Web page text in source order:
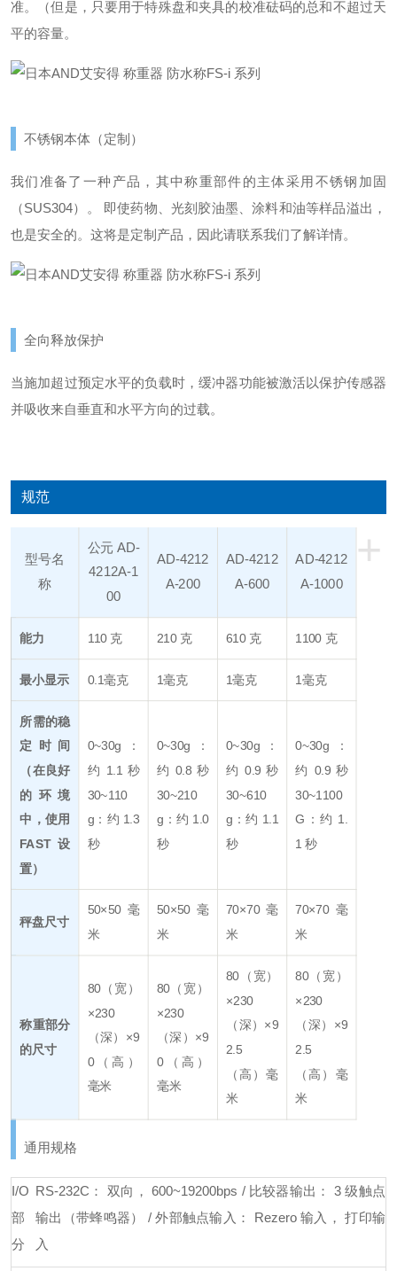
准。
（但是，只要用于特殊盘和夹具的校准砝码的总和不超过天
平的容量。
不锈钢本体（定制）
我们准备了一种产品，其中称重部件的主体采用不锈钢加固
（SUS304）。 即使药物、光刻胶油墨、涂料和油等样品溢出，
也是安全的。 这将是定制产品，因此请联系我们了解详情。
全向释放保护
当施加超过预定水平的负载时，缓冲器功能被激活以保护传感器
并吸收来自垂直和水平方向的过载。
规范
+
型号名
称
公元 AD-
4212A-1
00
AD-4212
A-200
AD-4212
A-600
AD-4212
A-1000
能力 110 克 210 克 610 克 1100 克
最小显示 0.1毫克 1毫克 1毫克 1毫克
所需的稳
定时间
（在良好
的环境
中，使用
FAST 设
置）
0~30g：
约 1.1 秒
30~110
g：约 1.3
秒
0~30g：
约 0.8 秒
30~210
g：约 1.0
秒
0~30g：
约 0.9 秒
30~610
g：约 1.1
秒
0~30g：
约 0.9 秒
30~1100
G：约 1.
1 秒
秤盘尺寸
50×50 毫
米
50×50 毫
米
70×70 毫
米
70×70 毫
米
称重部分
的尺寸
80（宽）
×230
（深）×9
0（高）
毫米
80（宽）
×230
（深）×9
0（高）
毫米
80（宽）
×230
（深）×9
2.5
（高）毫
米
80（宽）
×230
（深）×9
2.5
（高）毫
米
通用规格
I/O
部
分
RS-232C： 双向， 600~19200bps / 比较器输出： 3 级触点
输出（带蜂鸣器） / 外部触点输入： Rezero 输入， 打印输
入